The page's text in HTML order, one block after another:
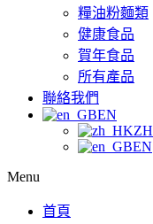
糧油粉麵類
健康食品
賀年食品
所有產品
聯絡我們
EN
ZH
EN
Menu
首頁